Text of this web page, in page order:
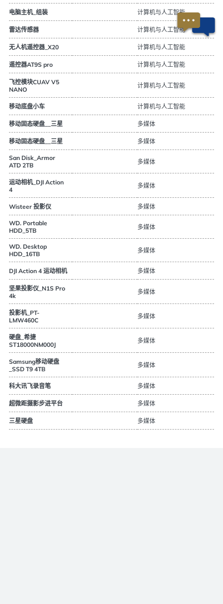
电脑主机_组装 计算机与人工智能
雷达传感器 计算机与人工智能
无人机遥控器_X20 计算机与人工智能
遥控器AT9S pro 计算机与人工智能
飞控模块CUAV V5
NANO
计算机与人工智能
移动底盘小车 计算机与人工智能
移动固态硬盘__三星 多媒体
移动固态硬盘__三星 多媒体
San Disk_Armor
ATD 2TB
多媒体
运动相机_DJI Action
4
多媒体
Wisteer 投影仪 多媒体
WD. Portable
HDD_5TB
多媒体
WD. Desktop
HDD_16TB
多媒体
DJI Action 4 运动相机 多媒体
坚果投影仪_N1S Pro
4k
多媒体
投影机_PT-
LMW460C
多媒体
硬盘_希捷
ST18000NM000J
多媒体
Samsung移动硬盘
_SSD T9 4TB
多媒体
科大讯飞录音笔 多媒体
超微距摄影步进平台 多媒体
三星硬盘 多媒体